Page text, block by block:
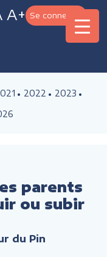
A+ Se connecter
2022
2023
parents
ou subir
du Pin